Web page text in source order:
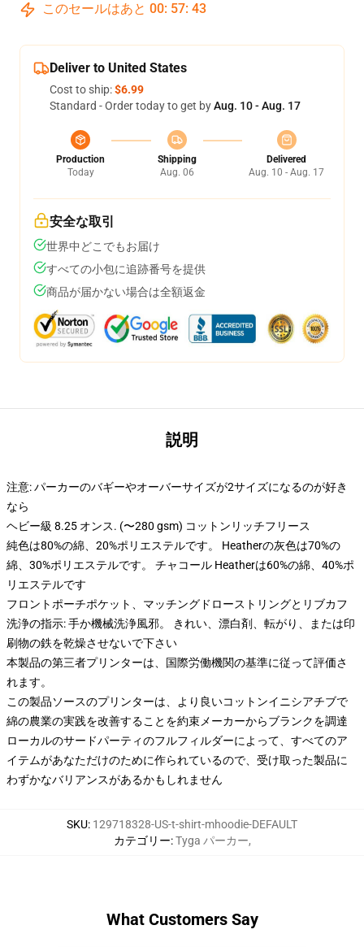
このセールはあと 00: 57: 42
Deliver to United States
Cost to ship:$6.99
Standard - Order today to get byAug. 10 - Aug. 17
Production
Today
Shipping
Aug. 06
Delivered
Aug. 10 - Aug. 17
安全な取引
世界中どこでもお届け
すべての小包に追跡番号を提供
商品が届かない場合は全額返金
説明
注意: パーカーのバギーやオーバーサイズが2サイズになるのが好き
なら
ヘビー級 8.25 オンス. (〜280 gsm) コットンリッチフリース
純色は80%の綿、20%ポリエステルです。 Heatherの灰色は70%の
綿、30%ポリエステルです。 チャコール Heatherは60%の綿、40%ポ
リエステルです
フロントポーチポケット、マッチングドローストリングとリブカフ
洗浄の指示: 手か機械洗浄風邪。 きれい、漂白剤、転がり、または印
刷物の鉄を乾燥させないで下さい
本製品の第三者プリンターは、国際労働機関の基準に従って評価さ
れます。
この製品ソースのプリンターは、より良いコットンイニシアチブで
綿の農業の実践を改善することを約束メーカーからブランクを調達
ローカルのサードパーティのフルフィルダーによって、すべてのア
イテムがあなただけのために作られているので、受け取った製品に
わずかなバリアンスがあるかもしれません
SKU: 129718328-US-t-shirt-mhoodie-DEFAULT
カテゴリー:Tyga パーカー,
What Customers Say